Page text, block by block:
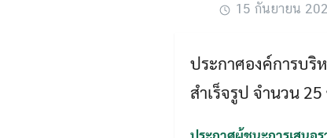
15 กันยายน
ประกาศองค์การบริ
สำเร็จรูป จำนวน 25